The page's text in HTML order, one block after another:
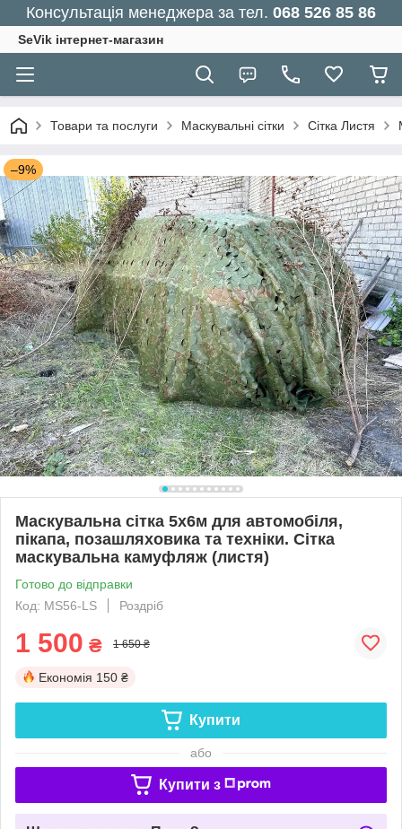
Консультація менеджера за тел. 068 526 85 86
SeVik інтернет-магазин
Товари та послуги Маскувальні сітки Сітка Листя
–9%
Маскувальна сітка 5х6м для автомобіля,
пікапа, позашляховика та техніки. Сітка
маскувальна камуфляж (листя)
Готово до відправки
Код: MS56-LS
Роздріб
1 500 ₴ 1 650 ₴
Економія 150 ₴
Купити
або
Купити з